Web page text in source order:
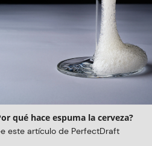
qué hace espuma la cerveza?
este artículo de PerfectDraft